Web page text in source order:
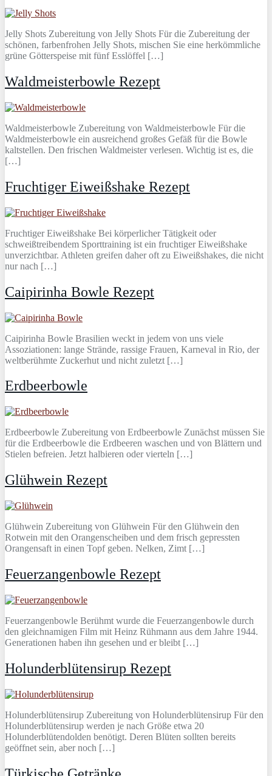
Jelly Shots Zubereitung von Jelly Shots Für die Zubereitung der
schönen, farbenfrohen Jelly Shots, mischen Sie eine herkömmliche
grüne Götterspeise mit fünf Esslöffel […]
Waldmeisterbowle Rezept
Waldmeisterbowle Zubereitung von Waldmeisterbowle Für die
Waldmeisterbowle ein ausreichend großes Gefäß für die Bowle
kaltstellen. Den frischen Waldmeister verlesen. Wichtig ist es, die
[…]
Fruchtiger Eiweißshake Rezept
Fruchtiger Eiweißshake Bei körperlicher Tätigkeit oder
schweißtreibendem Sporttraining ist ein fruchtiger Eiweißshake
unverzichtbar. Athleten greifen daher oft zu Eiweißshakes, die nicht
nur nach […]
Caipirinha Bowle Rezept
Caipirinha Bowle Brasilien weckt in jedem von uns viele
Assoziationen: lange Strände, rassige Frauen, Karneval in Rio, der
weltberühmte Zuckerhut und nicht zuletzt […]
Erdbeerbowle
Erdbeerbowle Zubereitung von Erdbeerbowle Zunächst müssen Sie
für die Erdbeerbowle die Erdbeeren waschen und von Blättern und
Stielen befreien. Jetzt halbieren oder vierteln […]
Glühwein Rezept
Glühwein Zubereitung von Glühwein Für den Glühwein den
Rotwein mit den Orangenscheiben und dem frisch gepressten
Orangensaft in einen Topf geben. Nelken, Zimt […]
Feuerzangenbowle Rezept
Feuerzangenbowle Berühmt wurde die Feuerzangenbowle durch
den gleichnamigen Film mit Heinz Rühmann aus dem Jahre 1944.
Generationen haben ihn gesehen und er bleibt […]
Holunderblütensirup Rezept
Holunderblütensirup Zubereitung von Holunderblütensirup Für den
Holunderblütensirup werden je nach Größe etwa 20
Holunderblütendolden benötigt. Deren Blüten sollten bereits
geöffnet sein, aber noch […]